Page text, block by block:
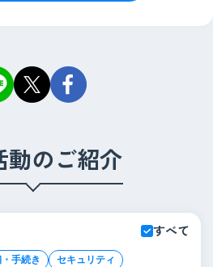
動のご紹介
すべて
手続き
セキュリティ